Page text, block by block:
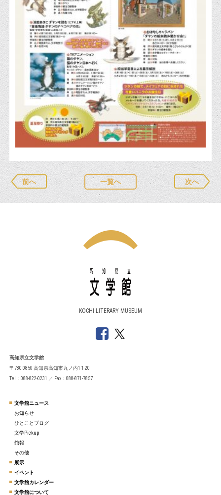
前へ 一覧へ 次へ
KOCHI LITERARY MUSEUM
高知県立文学館
〒780-0850 高知県高知市丸ノ内1-1-20
Tel：088-822-0231 ／ Fax：088-871-7857
文学館ニュース
お知らせ
ひとことブログ
文学Pickup
館報
その他
展示
イベント
文学館カレンダー
文学館について